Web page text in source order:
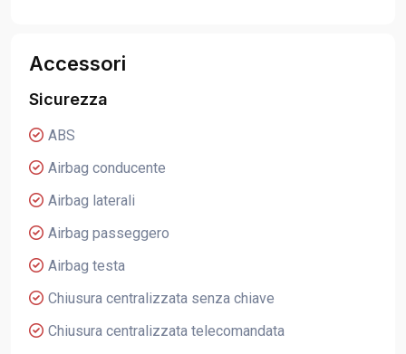
Accessori
Sicurezza
ABS
Airbag conducente
Airbag laterali
Airbag passeggero
Airbag testa
Chiusura centralizzata senza chiave
Chiusura centralizzata telecomandata